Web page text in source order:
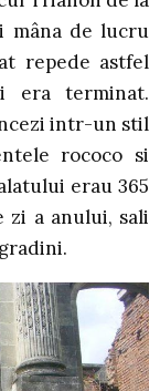
mâna de lucru
repede astfel
era terminat.
intr-un stil
rococo si
erau 365
zi a anului, sali